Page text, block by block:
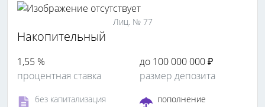
Лиц. № 77
Накопительный
1,55 %
процентная ставка
до 100 000 000 ₽
размер депозита
без капитализация
пополнение